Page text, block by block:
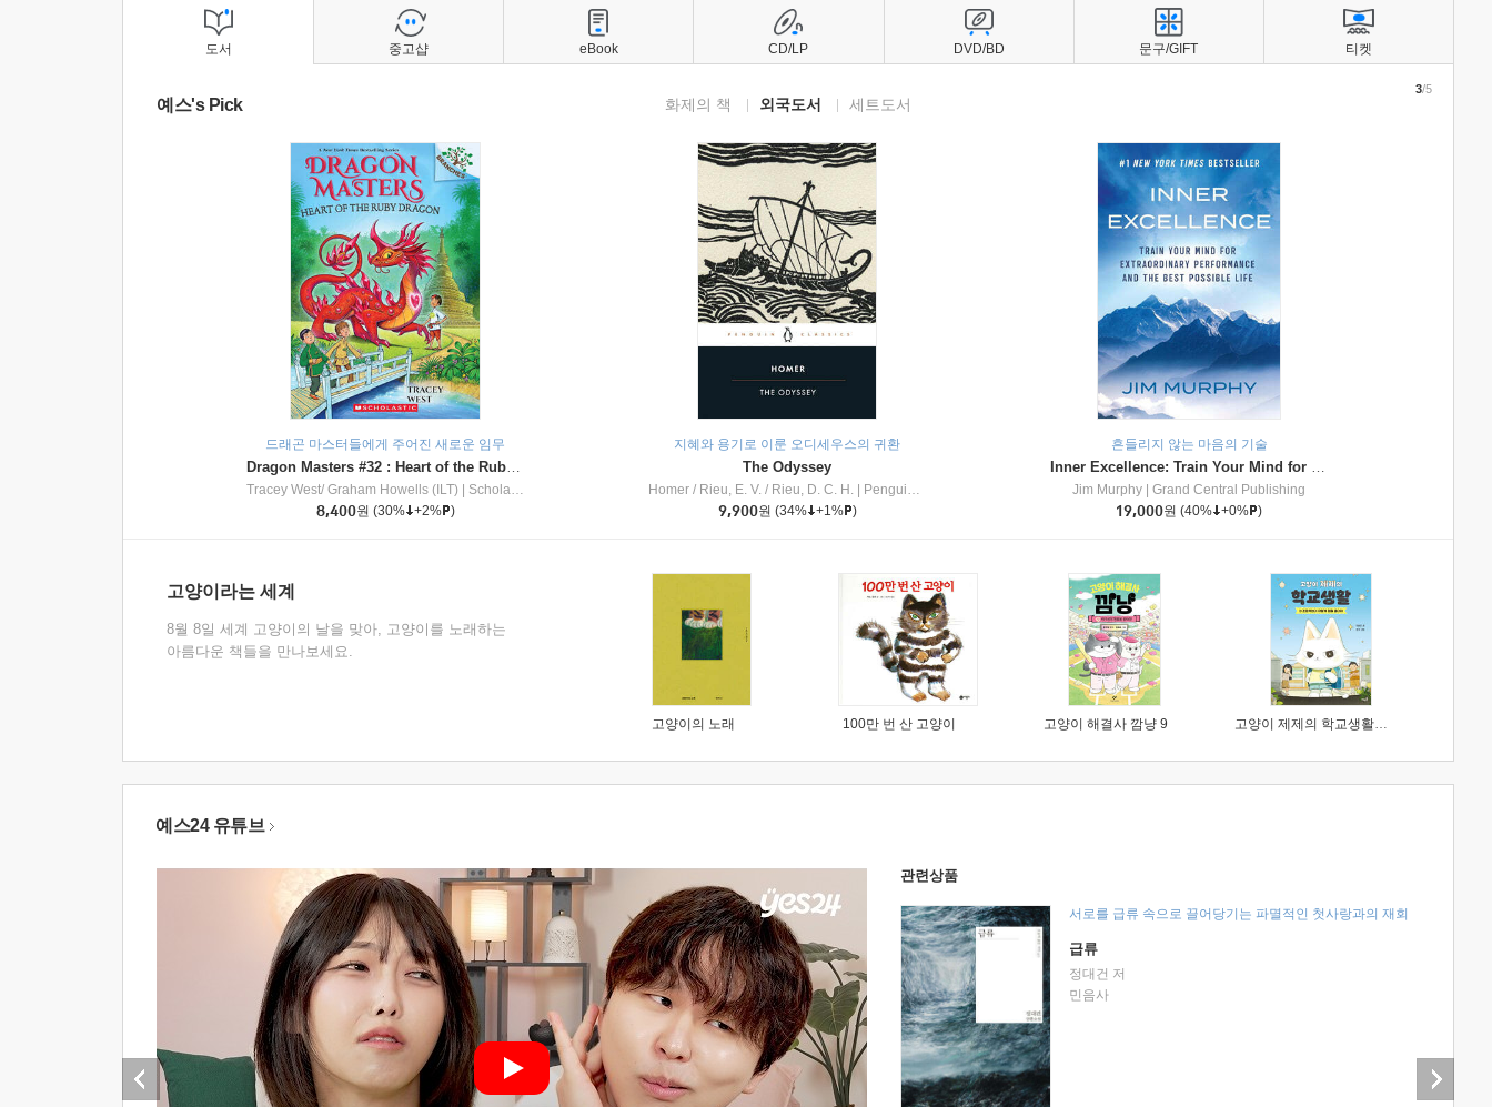
도서
예스's Pick 화제의 책 외국도서 세트도서
드래곤 마스터들에게 주어진 새로운 임무
Dragon Masters #32 : Heart of the Ruby Dragon (A Branches Book)
Tracey West/ Graham Howells (ILT)
Scholastic Inc
8,400원 (30% +2% )
지혜와 용기로 이룬 오디세우스의 귀환
The Odyssey
Homer / Rieu, E. V. / Rieu, D. C. H.
Penguin Group
9,900원 (34% +1% )
흔들리지 않는 마음의 기술
Inner Excellence: Train Your Mind for Extraordinary Performance and the Best Possible Life
Jim Murphy
Grand Central Publishing
19,000원 (40% +0% )
3/5
고양이라는 세계
8월 8일 세계 고양이의 날을 맞아, 고양이를 노래하는
아름다운 책들을 만나보세요.
고양이의 노래 100만 번 산 고양이 고양이 해결사 깜냥 9 고양이 제제의 학교생활 1 : 초등학생이 이렇게 힘들 줄이야
중고샵 eBook CD/LP DVD/BD 문구/GIFT 티켓
예스24 유튜브
관련상품
서로를 급류 속으로 끌어당기는 파멸적인 첫사랑과의 재회
급류
정대건 저
민음사